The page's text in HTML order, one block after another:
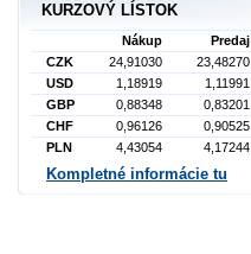
KURZOVÝ LÍSTOK
Nákup
Predaj
CZK
24,91030
23,48270
USD
1,18919
1,11991
GBP
0,88348
0,83201
CHF
0,96126
0,90525
PLN
4,43054 4,17244
Kompletné informácie tu